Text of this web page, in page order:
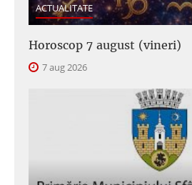
ACTUALITATE
Horoscop 7 august (vineri)
7 aug 2026